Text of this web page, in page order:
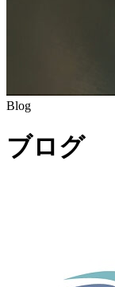
Blog
ブログ